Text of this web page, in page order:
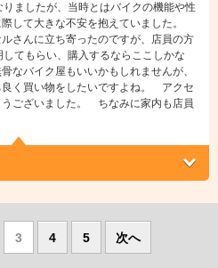
ましたが、当時とはバイクの機能や性
して大きな不安を抱えていました。
さんに立ち寄ったのですが、店員の方
てもらい、購入するならここしかな
なバイク屋もいいかもしれませんが、
く買い物をしたいですよね。 アクセ
ございました。 ちなみに家内も店員
3 4 5 次へ